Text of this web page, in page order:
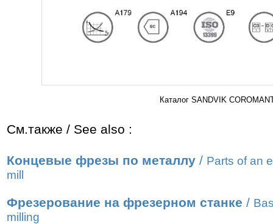
Каталог SANDVIK
См.также / See also :
Концевые фрезы по металлу / Parts of an
mill
Фрезерование на фрезерном станке /
milling